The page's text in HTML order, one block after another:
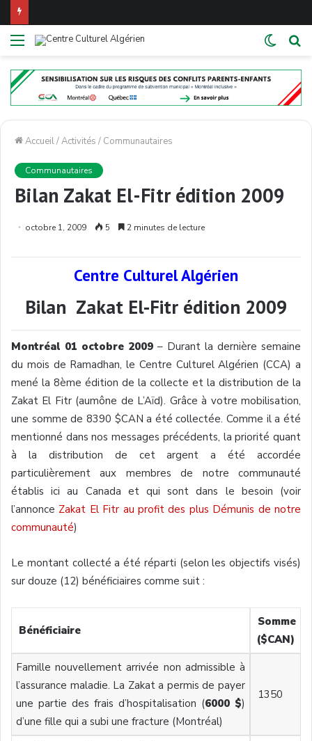
Menu
Switch
Accueil/Activités / Communautaires
Communautaires
Bilan Zakat El-Fitr édition 2009
octobre 1, 2009 5 2 minutes de lecture
Centre Culturel Algérien
Bilan Zakat El-Fitr édition 2009
Montréal 01 octobre 2009 – Durant la dernière semaine
du mois de Ramadhan, le Centre Culturel Algérien (CCA) a
mené la 8ème édition de la collecte et la distribution de la
Zakat El Fitr (aumône de L’Aïd). Grâce à votre mobilisation,
une somme de 8390 $CAN a été collectée. Comme il a été
mentionné dans nos messages précédents, la priorité quant
à la distribution de cet argent a été accordée
particulièrement aux membres de notre communauté
établis ici au Canada et qui sont dans le besoin (voir
l’annonce Zakat El Fitr au profit des plus Démunis de notre
communauté)
Le montant collecté a été réparti (selon les objectifs visés)
sur douze (12) bénéficiaires comme suit :
Bénéficiaire
Somme
($CAN)
Famille nouvellement arrivée non admissible à
l’assurance maladie. La Zakat a permis de payer
une partie des frais d’hospitalisation (6000 $)
d’une fille qui a subi une fracture (Montréal)
1350